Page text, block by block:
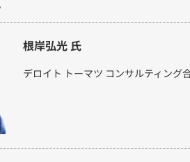
根岸弘光 氏
デロイト トーマツ コンサルティン